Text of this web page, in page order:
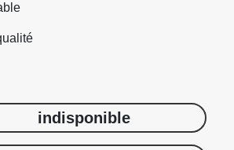
indisponible